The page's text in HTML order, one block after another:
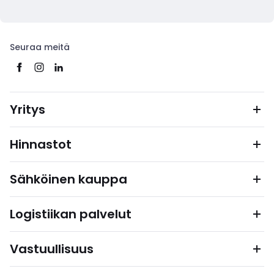
Seuraa meitä
Yritys
Hinnastot
Sähköinen kauppa
Logistiikan palvelut
Vastuullisuus